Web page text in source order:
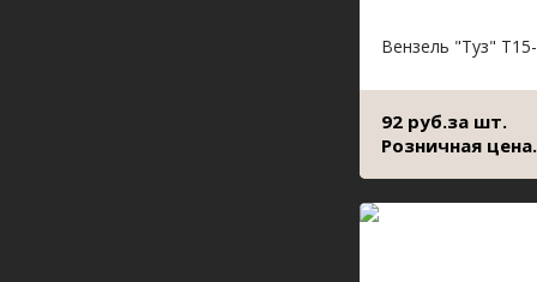
Вензель "Туз"
92 руб.за шт.
Розничная цена.